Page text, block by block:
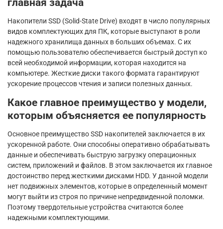
Накопители SSD (Solid-State Drive) входят в число популярных
видов комплектующих для ПК, которые выступают в роли
надежного хранилища данных в больших объемах. С их
помощью пользователю обеспечивается быстрый доступ ко
всей необходимой информации, которая находится на
компьютере. Жесткие диски такого формата гарантируют
ускорение процессов чтения и записи полезных данных.
Какое главное преимущество у модели,
которым объясняется ее популярность
Основное преимущество SSD накопителей заключается в их
ускоренной работе. Они способны оперативно обрабатывать
данные и обеспечивать быструю загрузку операционных
систем, приложений и файлов. В этом заключается их главное
достоинство перед жесткими дисками HDD. У данной модели
нет подвижных элементов, которые в определенный момент
могут выйти из строя по причине непредвиденной поломки.
Поэтому твердотельные устройства считаются более
надежными комплектующими.